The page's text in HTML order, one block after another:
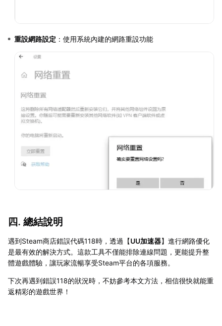
重設網路設定 ：使用系統內建的網路重設功能
四. 總結說明
遇到Steam商店錯誤代碼118時，透過【UU加速器】進行網路優化
是最有效的解決方式。這款工具不僅能排除連線問題，更能提升整
體遊戲體驗，讓玩家流暢享受Steam平台的各項服務。
下次再遇到錯誤118的狀況時，不妨參考本文方法，相信很快就能重
返精彩的遊戲世界！